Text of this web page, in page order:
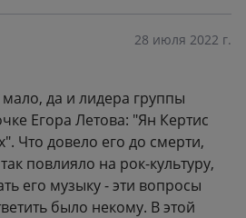
28 июля 2022 г.
да и лидера группы
Егора Летова: "Ян Кертис
Что довело его до смерти,
повлияло на рок-культуру,
его музыку - эти вопросы
было некому. В этой